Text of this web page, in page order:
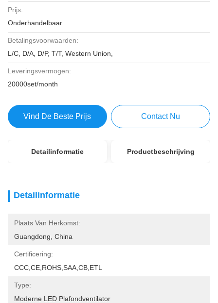
Prijs:
Onderhandelbaar
Betalingsvoorwaarden:
L/C, D/A, D/P, T/T, Western Union,
Leveringsvermogen:
20000set/month
Vind De Beste Prijs Contact Nu
Detailinformatie Productbeschrijving
Detailinformatie
Plaats Van Herkomst:
Guangdong, China
Certificering:
CCC,CE,ROHS,SAA,CB,ETL
Type:
Moderne LED Plafondventilator